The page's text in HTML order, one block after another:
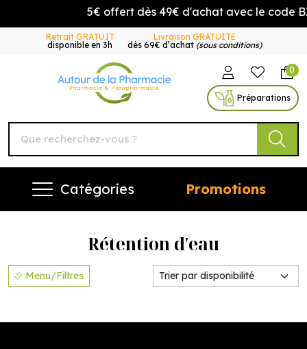
5€ offert dès 49€ d'achat avec le code
Retrait GRATUIT
disponible en 3h
Livraison GRATUITE
dès 69€ d’achat (sous conditions)
Autour de la Pharmacie
0
Préparations
Catégories Promotions
Rétention d'eau
Menu/Filtres